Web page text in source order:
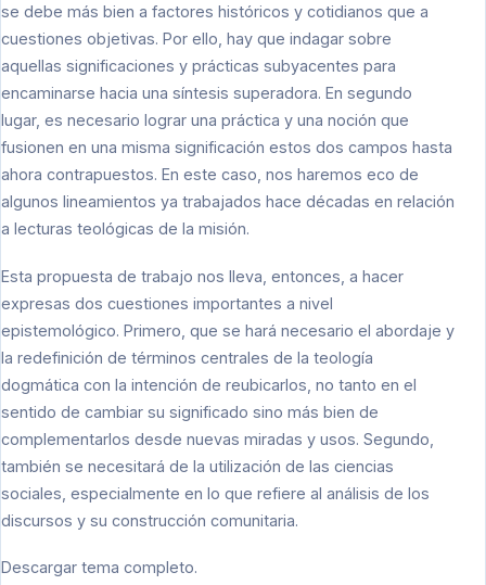
se debe más bien a factores históricos y cotidianos que a
cuestiones objetivas. Por ello, hay que indagar sobre
aquellas significaciones y prácticas subyacentes para
encaminarse hacia una síntesis superadora. En segundo
lugar, es necesario lograr una práctica y una noción que
fusionen en una misma significación estos dos campos hasta
ahora contrapuestos. En este caso, nos haremos eco de
algunos lineamientos ya trabajados hace décadas en relación
a lecturas teológicas de la misión.
Esta propuesta de trabajo nos lleva, entonces, a hacer
expresas dos cuestiones importantes a nivel
epistemológico. Primero, que se hará necesario el abordaje y
la redefinición de términos centrales de la teología
dogmática con la intención de reubicarlos, no tanto en el
sentido de cambiar su significado sino más bien de
complementarlos desde nuevas miradas y usos. Segundo,
también se necesitará de la utilización de las ciencias
sociales, especialmente en lo que refiere al análisis de los
discursos y su construcción comunitaria.
Descargar tema completo.